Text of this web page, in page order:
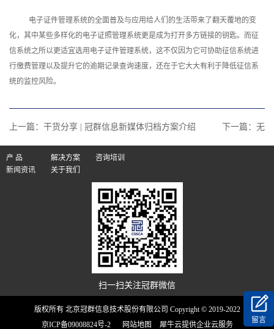
电子证件管理系统的全面普及与应用给人们的生活带来了翻天覆地的变
化，其中某些多样化的电子证照管理系统更是成为打开多方链接的钥匙。而征
信系统之所以更适宜选用电子证件管理系统，这不仅因为它可协助征信系统进
行缴费管理以及提升它的逾期记录查询速度，还在于它大大有利于降低征信系
统的监控风险。
上一篇： 干货分享 | 冠群信息新媒体归档方案介绍 下一篇：无
产 品 解决方案
咨询培训
新闻资讯
关于我们
扫一扫关注冠群微信
版权所有 北京冠群信息技术股份有限公司 Copyright © 2019-2022
京ICP备09008824号-2
网站地图 犀牛云提供企业云服务
留言